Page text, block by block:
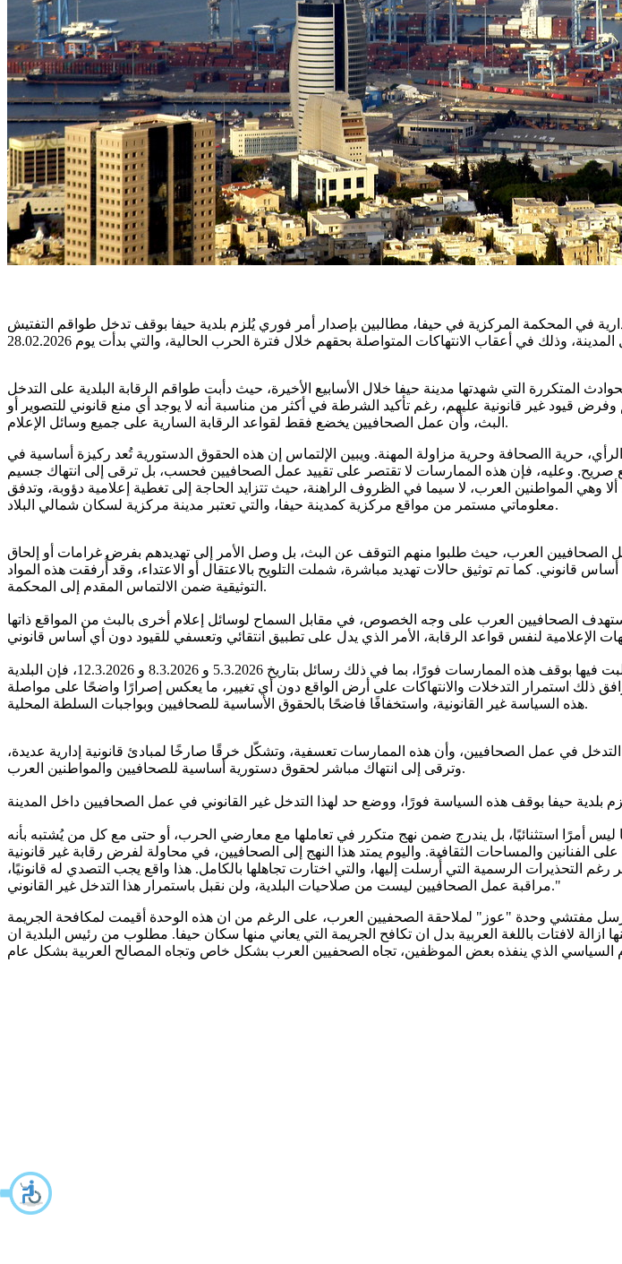
في المحكمة المركزية في حيفا، مطالبين بإصدار أمر فوري يُلزم بلدية حيفا بوقف تدخل طواقم التفتيش
المتكررة التي شهدتها مدينة حيفا خلال الأسابيع الأخيرة، حيث دأبت طواقم الرقابة البلدية على التدخل
قيود غير قانونية عليهم، رغم تأكيد الشرطة في أكثر من مناسبة أنه لا يوجد أي منع قانوني للتصوير أو
البث، وأن عمل الصحافيين يخضع فقط لقواعد الرقابة السارية على جميع وسائل الإعلام.
حرية االصحافة وحرية مزاولة المهنة. ويبين الإلتماس إن هذه الحقوق الدستورية تُعد ركيزة أساسية في
صريح. وعليه، فإن هذه الممارسات لا تقتصر على تقييد عمل الصحافيين فحسب، بل ترقى إلى انتهاك جسيم
المواطنين العرب، لا سيما في الظروف الراهنة، حيث تتزايد الحاجة إلى تغطية إعلامية دؤوبة، وتدفق
معلوماتي مستمر من مواقع مركزية كمدينة حيفا، والتي تعتبر مدينة مركزية لسكان شمالي البلاد.
العرب، حيث طلبوا منهم التوقف عن البث، بل وصل الأمر إلى تهديدهم بفرض غرامات أو إلحاق
قانوني. كما تم توثيق حالات تهديد مباشرة، شملت التلويح بالاعتقال أو الاعتداء، وقد أُرفقت هذه المواد
التوثيقية ضمن الالتماس المقدم إلى المحكمة.
الصحافيين العرب على وجه الخصوص، في مقابل السماح لوسائل إعلام أخرى بالبث من المواقع ذاتها
على الرغم من أن المؤسسات الثلاث كانت قد توجّهت إلى بلدية حيفا بعدة رسائل رسمية ومتتابعة طالبت فيها بوقف هذه الممارسات فورًا، بما في ذلك رسائل بتاريخ 5.3.2026 و 8.3.2026 و 12.3.2026، فإن البلدية
استمرار التدخلات والانتهاكات على أرض الواقع دون أي تغيير، ما يعكس إصرارًا واضحًا على مواصلة
هذه السياسة غير القانونية، واستخفافًا فاضحًا بالحقوق الأساسية للصحافيين وبواجبات السلطة المحلية.
التدخل في عمل الصحافيين، وأن هذه الممارسات تعسفية، وتشكّل خرقًا صارخًا لمبادئ قانونية إدارية عديدة،
وترقى إلى انتهاك مباشر لحقوق دستورية أساسية للصحافيين والمواطنين العرب.
أمرًا استثنائيًا، بل يندرج ضمن نهج متكرر في تعاملها مع معارضي الحرب، أو حتى مع كل من يُشتبه بأنه
والمساحات الثقافية. واليوم يمتد هذا النهج إلى الصحافيين، في محاولة لفرض رقابة غير قانونية
الرسمية التي أُرسلت إليها، والتي اختارت تجاهلها بالكامل. هذا واقع يجب التصدي له قانونيًا،
مراقبة عمل الصحافيين ليست من صلاحيات البلدية، ولن نقبل باستمرار هذا التدخل غير القانوني."
مفتشي وحدة "عوز" لملاحقة الصحفيين العرب، على الرغم من ان هذه الوحدة أقيمت لمكافحة الجريمة
لافتات باللغة العربية بدل ان تكافح الجريمة التي يعاني منها سكان حيفا. مطلوب من رئيس البلدية ان